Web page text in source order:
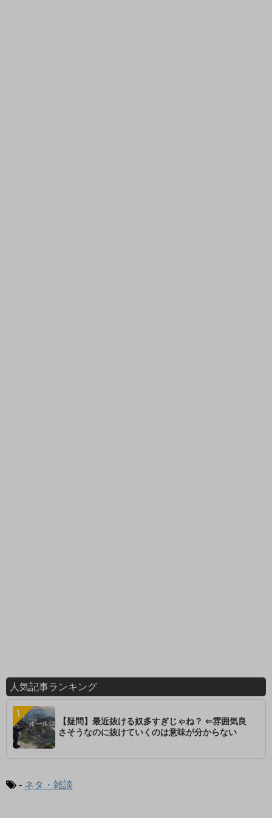
人気記事ランキング
【疑問】最近抜ける奴多すぎじゃね？ ⇐雰囲気良
さそうなのに抜けていくのは意味が分からない
- ネタ・雑談